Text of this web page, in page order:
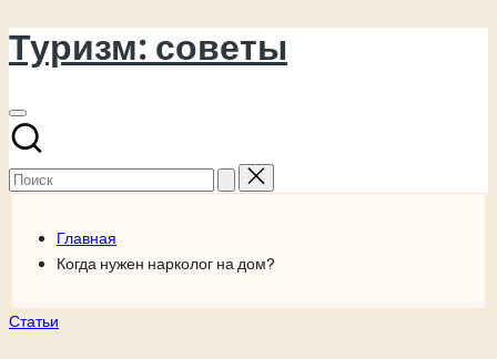
Перейти
к
Туризм: советы
Поиск
для:
Главная
Когда нужен нарколог на дом?
Опубликовано
Статьи